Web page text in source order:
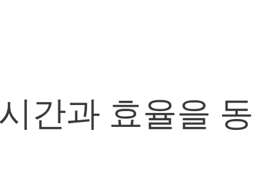
간과 효율을 동